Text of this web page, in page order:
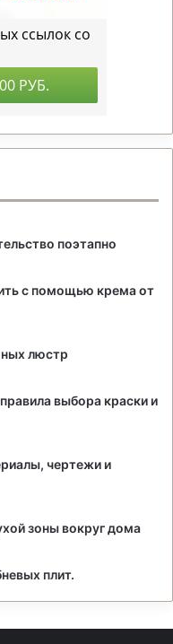
поэтапно
с помощью крема от
люстр
выбора краски и
чертежи и
зоны вокруг дома
плит.